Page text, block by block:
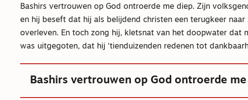
Bashirs vertrouwen op God ontroerde me diep. Zijn
en hij beseft dat hij als belijdend christen een terugkeer
overleven. En toch zong hij, kletsnat van het doopwater dat
was uitgegoten, dat hij ‘tienduizenden redenen tot
Bashirs vertrouwen op God ontroerde